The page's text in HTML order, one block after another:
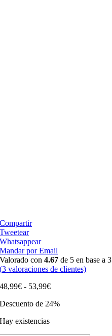
Compartir
Tweetear
Whatsappear
Mandar por Email
Valorado con4.67 de 5 en base a3
(3 valoraciones de clientes)
48,99€ - 53,99€Rango
precios:
Descuento de 24%
Hay existencias